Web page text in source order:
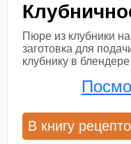
Пюре из клубники
заготовка для
клубнику в
В книгу